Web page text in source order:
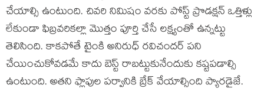
చేయాల్సి ఉంటుంది. చివరి నిమిషం వరకు పోస్ట్ ప్రొడక్షన్ ఒత్తిళ్లు
లేకుండా ఫిబ్రవరికల్లా మొత్తం పూర్తి చేసే లక్ష్యంతో ఉన్నట్టు
తెలిసింది. కాకపోతే టైంకి అనిరుధ్ రవిచందర్ పని
చేయించుకోవడమే కాదు బెస్ట్ రాబట్టుకునేందుకు కష్టపడాల్సి
ఉంటుంది. అతని ఫ్లాపుల పర్వానికి బ్రేక్ వేయాల్సింది ప్యారడైజే.